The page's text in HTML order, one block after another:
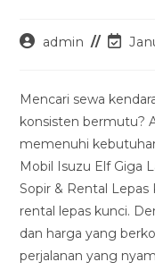
Postadmin
Post
Mencari sewa
konsisten bermutu?
memenuhi
Mobil Isuzu Elf Giga
Sopir & Rental
rental lepas kunci.
dan harga yang
perjalanan yang